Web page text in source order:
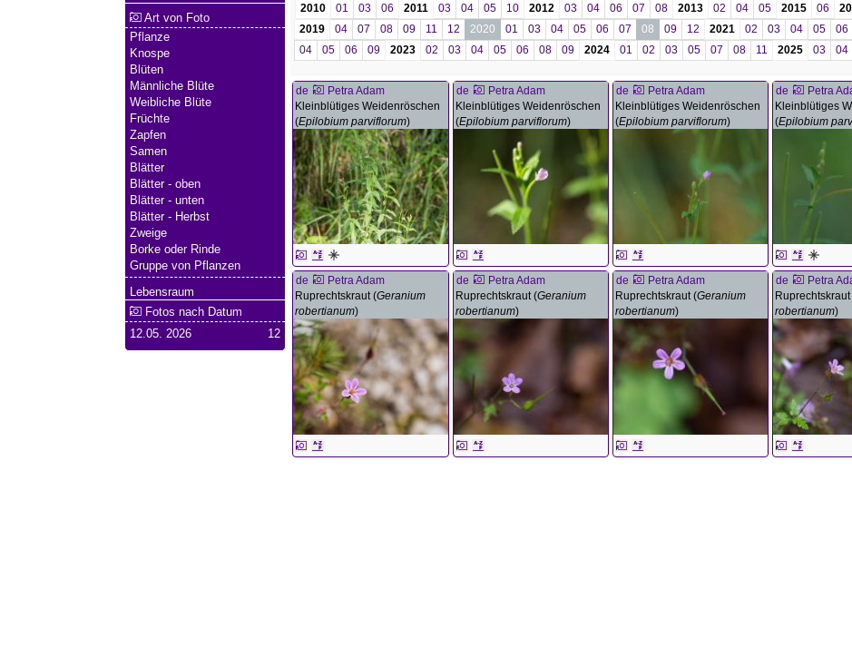
2010 01 03 06 2011 03 04 05 10 2012 03 04 06 07 08 2013 02 04 05 2015 06
2019
04 07 08 09 11 12 2020 01 03 04 05 06 07 08 09 12 2021 02 03 04 05 06
04
05 06 09 2023 02 03 04 05 06 08 09 2024 01 02 03 05 07 08 11 2025 03 04
de
Petra Adam
Kleinblütiges Weidenröschen
(Epilobium parviflorum)
de
Petra Adam
Kleinblütiges Weidenröschen
(Epilobium parviflorum)
de
Petra Adam
Kleinblütiges Weidenröschen
(Epilobium parviflorum)
de
Petra
Kleinblütiges
(Epilobium
de
Petra Adam
Ruprechtskraut (Geranium
robertianum)
de
Petra Adam
Ruprechtskraut (Geranium
robertianum)
de
Petra Adam
Ruprechtskraut (Geranium
robertianum)
de
Petra
Ruprechtskraut
robertianum)
Art von Foto
Pflanze
Knospe
Blüten
Männliche Blüte
Weibliche Blüte
Früchte
Zapfen
Samen
Blätter
Blätter - oben
Blätter - unten
Blätter - Herbst
Zweige
Borke oder Rinde
Gruppe von Pflanzen
Lebensraum
Fotos nach Datum
12
12.05. 2026